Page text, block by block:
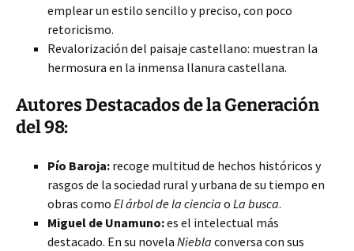
emplear un estilo sencillo y preciso, con poco
retoricismo.
Revalorización del paisaje castellano: muestran la
hermosura en la inmensa llanura castellana.
Autores Destacados de la Generación
del 98:
Pío Baroja: recoge multitud de hechos históricos y
rasgos de la sociedad rural y urbana de su tiempo en
obras como El árbol de la ciencia o La busca.
Miguel de Unamuno:es el intelectual más
destacado. En su novela Niebla conversa con sus